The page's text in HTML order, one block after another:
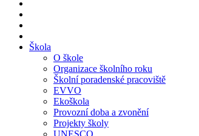
Škola
O škole
Organizace školního roku
Školní poradenské pracoviště
EVVO
Ekoškola
Provozní doba a zvonění
Projekty školy
UNESCO